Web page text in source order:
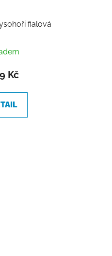
fialová
Kč